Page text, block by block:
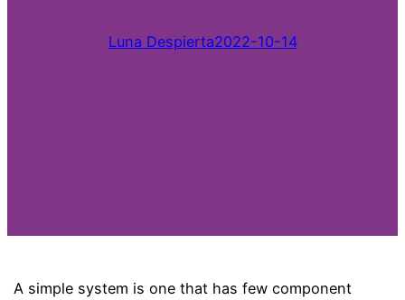
Luna Despierta2022-10-14
A simple system is one that has few component